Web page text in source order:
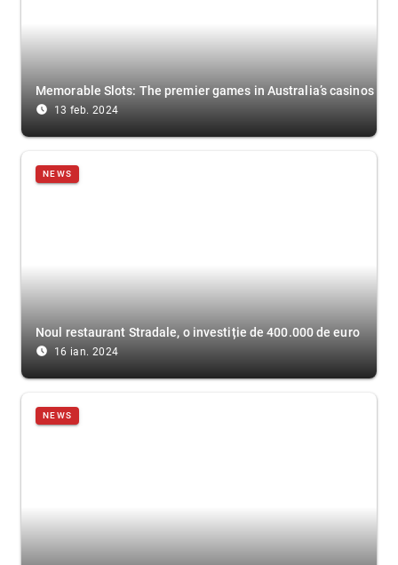
Memorable Slots: The premier games in Australia’s casinos
access_time_filled 13 feb. 2024
NEWS
Noul restaurant Stradale, o investiție de 400.000 de euro
access_time_filled 16 ian. 2024
NEWS